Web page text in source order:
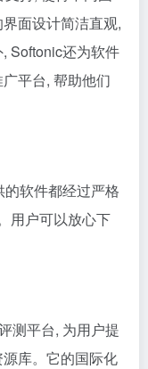
面设计简洁直观,
Softonic还为软件
平台, 帮助他们
软件都经过严格
用户可以放心下
测平台, 为用户提
库。它的国际化